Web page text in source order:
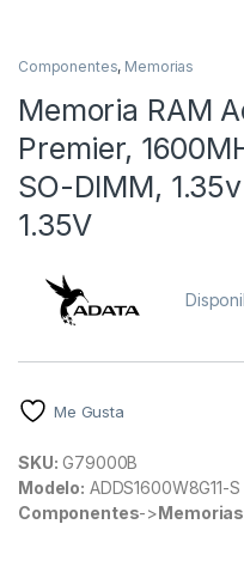
Componentes, Memorias
Memoria RAM
Premier,
SO-DIMM,
1.35V
Me Gusta
SKU: G79000B
Modelo: ADDS1600W8G11-S
Componentes->Memorias